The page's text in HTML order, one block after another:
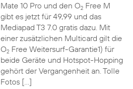
Mate 10 Pro und den O2Free M
gibt es jetzt für 49,99 und das
Mediapad T3 7.0 gratis dazu. Mit
einer zusätzlichen Multicard gilt die
O2Free Weitersurf-Garantie1) für
beide Geräte und Hotspot-Hopping
gehört der Vergangenheit an. Tolle
Fotos […]